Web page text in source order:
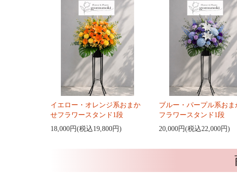
イエロー・オレンジ系おまか
せフラワースタンド1段
18,000円(税込19,800円)
ブルー・パープル系おま
フラワースタンド1段
20,000円(税込22,000円)